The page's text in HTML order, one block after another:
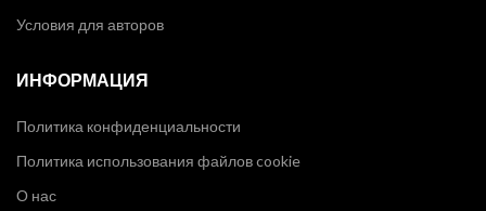
Условия для авторов
ИНФОРМАЦИЯ
Политика конфиденциальности
Политика использования файлов cookie
О нас